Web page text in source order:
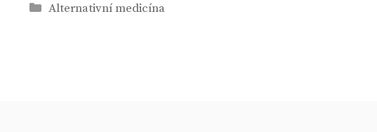
Rubriky
Alternativní medicína